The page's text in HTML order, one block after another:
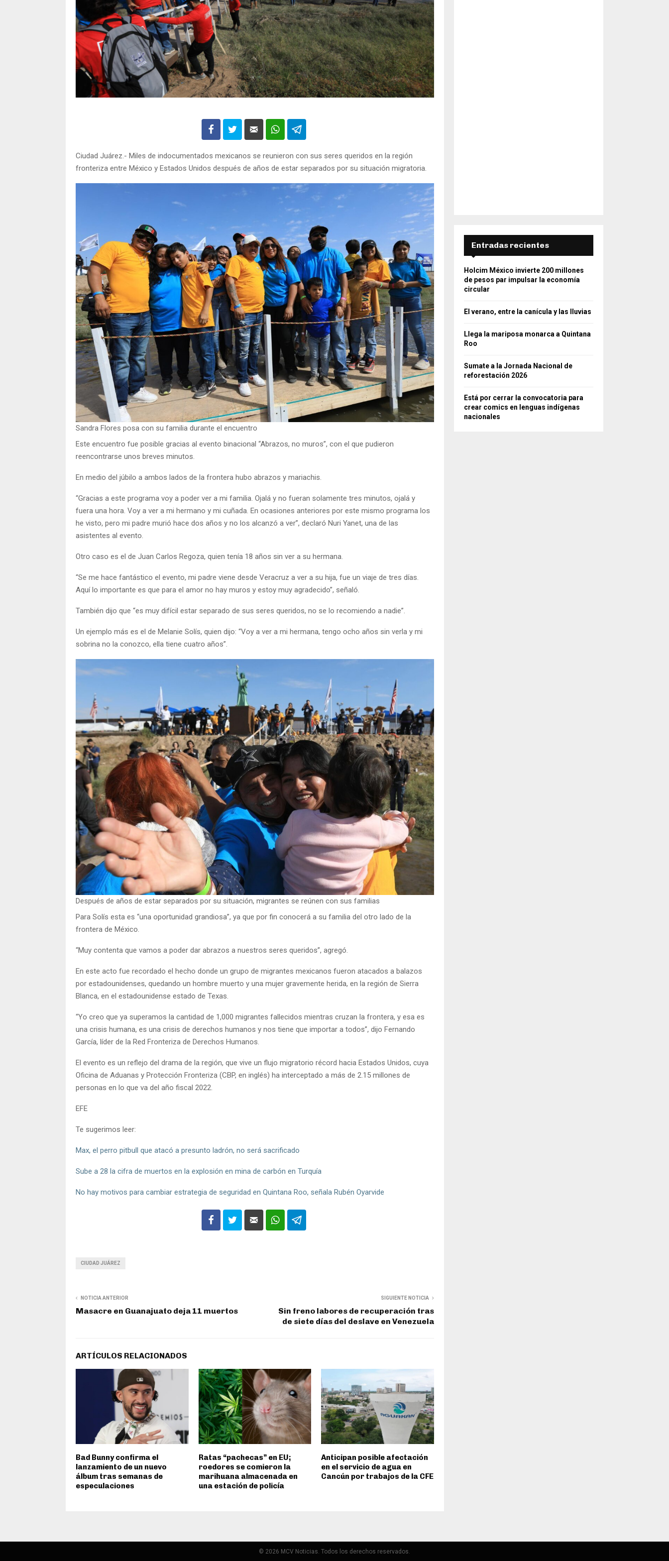
Ciudad Juárez.- Miles de indocumentados mexicanos se reunieron con sus seres queridos en la región
fronteriza entre México y Estados Unidos después de años de estar separados por su situación migratoria.
Sandra Flores posa con su familia durante el encuentro
Este encuentro fue posible gracias al evento binacional “Abrazos, no muros”, con el que pudieron
reencontrarse unos breves minutos.
En medio del júbilo a ambos lados de la frontera hubo abrazos y mariachis.
“Gracias a este programa voy a poder ver a mi familia. Ojalá y no fueran solamente tres minutos, ojalá y
fuera una hora. Voy a ver a mi hermano y mi cuñada. En ocasiones anteriores por este mismo programa los
he visto, pero mi padre murió hace dos años y no los alcanzó a ver”, declaró Nuri Yanet, una de las
asistentes al evento.
Otro caso es el de Juan Carlos Regoza, quien tenía 18 años sin ver a su hermana.
“Se me hace fantástico el evento, mi padre viene desde Veracruz a ver a su hija, fue un viaje de tres días.
Aquí lo importante es que para el amor no hay muros y estoy muy agradecido”, señaló.
También dijo que “es muy difícil estar separado de sus seres queridos, no se lo recomiendo a nadie”.
Un ejemplo más es el de Melanie Solís, quien dijo: “Voy a ver a mi hermana, tengo ocho años sin verla y mi
sobrina no la conozco, ella tiene cuatro años”.
Después de años de estar separados por su situación, migrantes se reúnen con sus familias
Para Solís esta es “una oportunidad grandiosa”, ya que por fin conocerá a su familia del otro lado de la
frontera de México.
“Muy contenta que vamos a poder dar abrazos a nuestros seres queridos”, agregó.
En este acto fue recordado el hecho donde un grupo de migrantes mexicanos fueron atacados a balazos
por estadounidenses, quedando un hombre muerto y una mujer gravemente herida, en la región de Sierra
Blanca, en el estadounidense estado de Texas.
“Yo creo que ya superamos la cantidad de 1,000 migrantes fallecidos mientras cruzan la frontera, y esa es
una crisis humana, es una crisis de derechos humanos y nos tiene que importar a todos”, dijo Fernando
García, líder de la Red Fronteriza de Derechos Humanos.
El evento es un reflejo del drama de la región, que vive un flujo migratorio récord hacia Estados Unidos, cuya
Oficina de Aduanas y Protección Fronteriza (CBP, en inglés) ha interceptado a más de 2.15 millones de
personas en lo que va del año fiscal 2022.
EFE
Te sugerimos leer:
Max, el perro pitbull que atacó a presunto ladrón, no será sacrificado
Sube a 28 la cifra de muertos en la explosión en mina de carbón en Turquía
No hay motivos para cambiar estrategia de seguridad en Quintana Roo, señala Rubén Oyarvide
CIUDAD JUÁREZ
NOTICIA ANTERIOR
Masacre en Guanajuato deja 11 muertos
SIGUIENTE NOTICIA
Sin freno labores de recuperación tras
de siete días del deslave en Venezuela
ARTÍCULOS RELACIONADOS
Bad Bunny confirma el
lanzamiento de un nuevo
álbum tras semanas de
especulaciones
Ratas “pachecas” en EU;
roedores se comieron la
marihuana almacenada en
una estación de policía
Anticipan posible afectación
en el servicio de agua en
Cancún por trabajos de la CFE
Entradas recientes
Holcim México invierte 200 millones
de pesos par impulsar la economía
circular
El verano, entre la canícula y las lluvias
Llega la mariposa monarca a Quintana
Roo
Sumate a la Jornada Nacional de
reforestación 2026
Está por cerrar la convocatoria para
crear comics en lenguas indígenas
nacionales
© 2026 MCV Noticias. Todos los derechos reservados.